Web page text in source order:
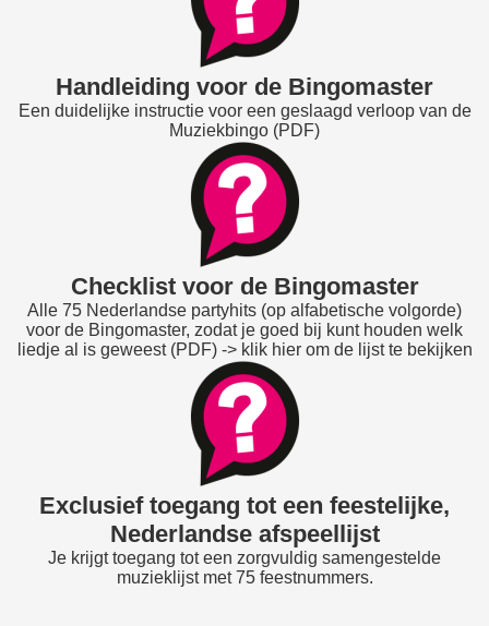
Handleiding voor de Bingomaster
Een duidelijke instructie voor een geslaagd verloop van de
Muziekbingo (PDF)
Checklist voor de Bingomaster
Alle 75 Nederlandse partyhits (op alfabetische volgorde)
voor de Bingomaster, zodat je goed bij kunt houden welk
liedje al is geweest (PDF) -> klik hier om de lijst te bekijken
Exclusief toegang tot een feestelijke,
Nederlandse afspeellijst
Je krijgt toegang tot een zorgvuldig samengestelde
muzieklijst met 75 feestnummers.